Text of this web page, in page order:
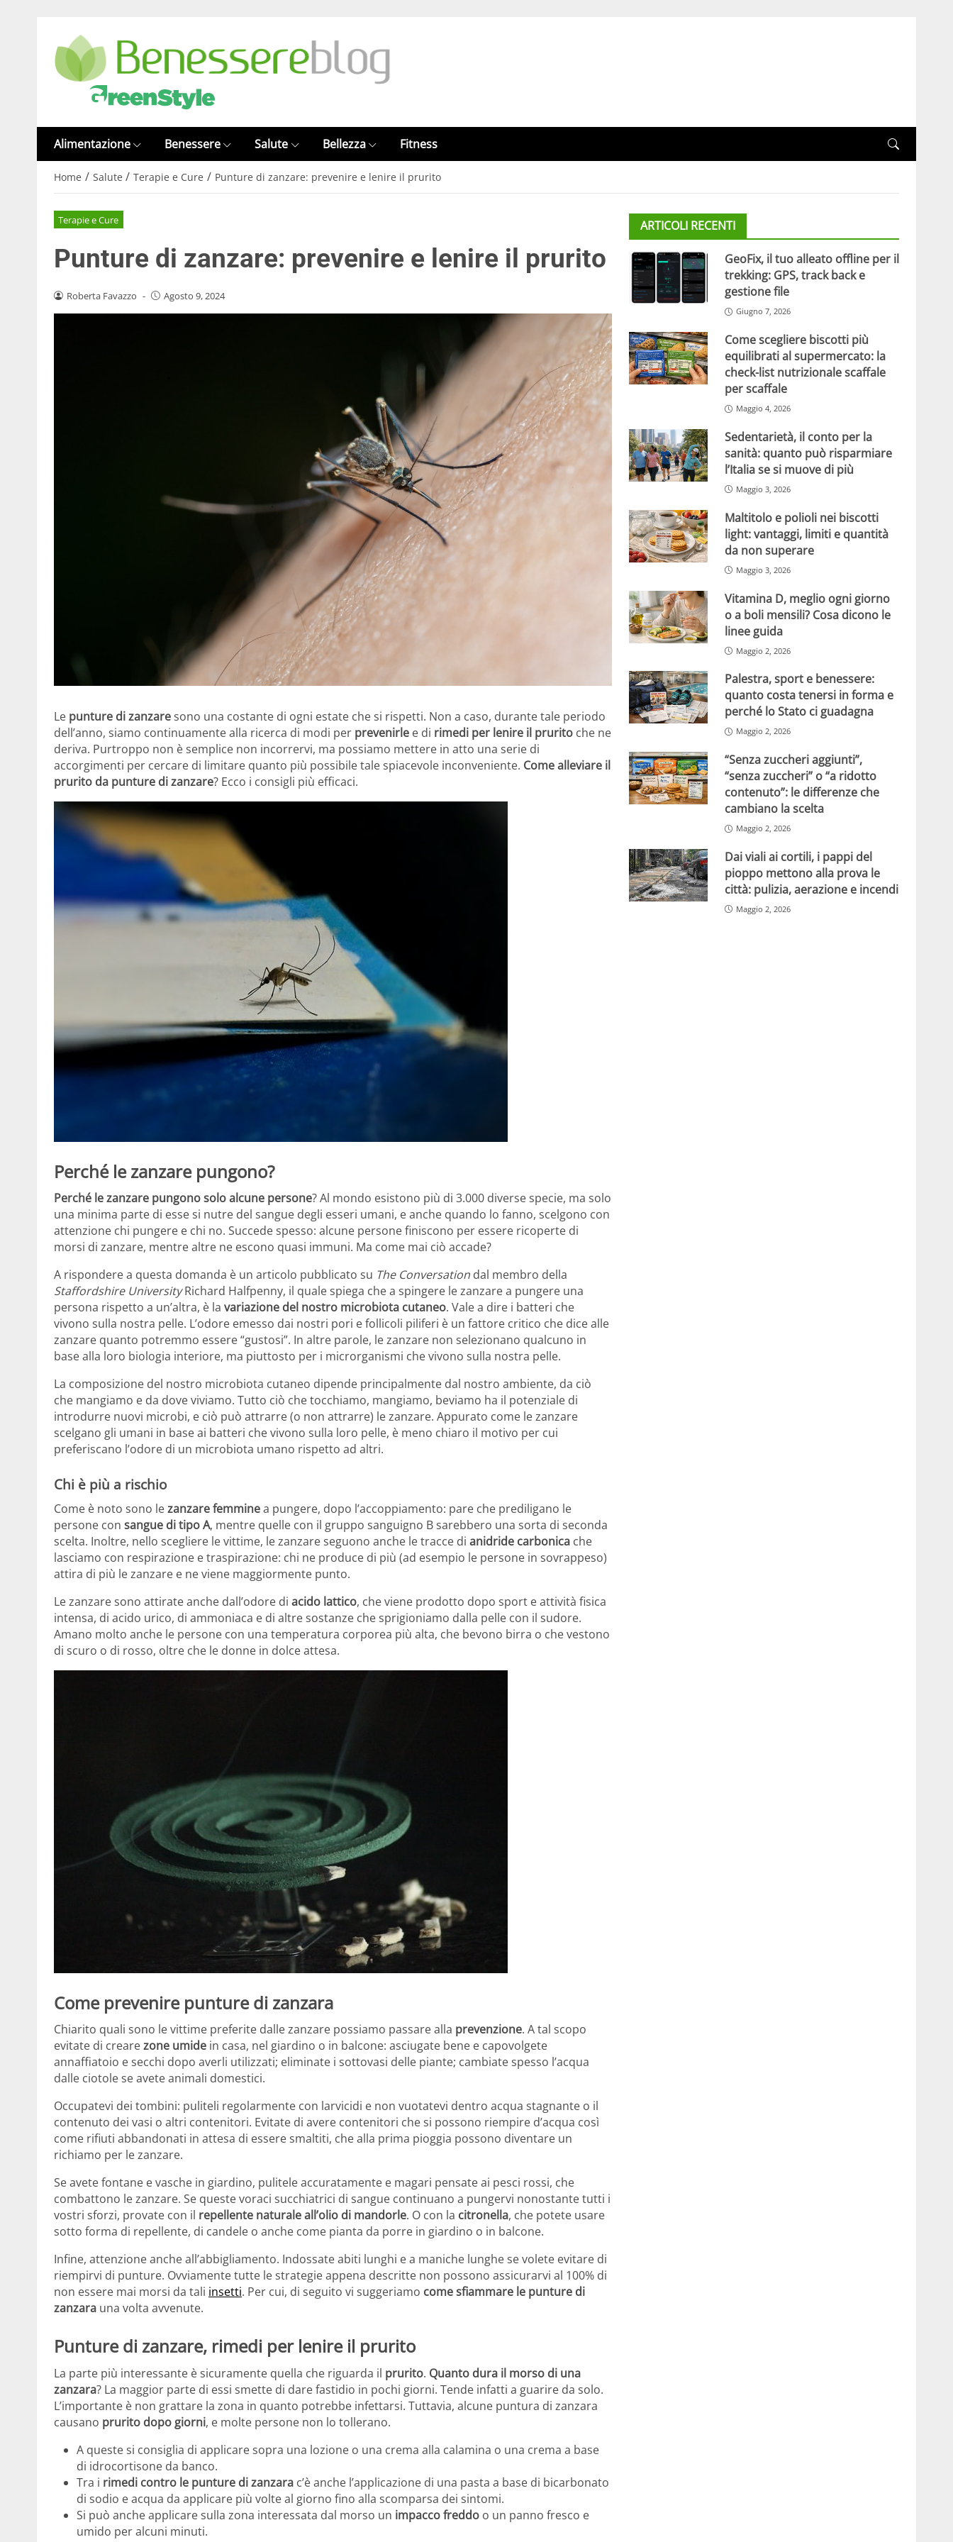
Alimentazione Benessere Salute Bellezza Fitness
Home / Salute / Terapie e Cure / Punture di zanzare: prevenire e lenire il prurito
Terapie e Cure
Punture di zanzare: prevenire e lenire il prurito
Roberta Favazzo - Agosto 9, 2024
Le punture di zanzaresono una costante di ogni estate che si rispetti. Non a caso, durante tale periodo
dell’anno, siamo continuamente alla ricerca di modi per prevenirle e di rimedi per lenire il prurito che ne
deriva. Purtroppo non è semplice non incorrervi, ma possiamo mettere in atto una serie di
accorgimenti per cercare di limitare quanto più possibile tale spiacevole inconveniente. Come alleviare il
prurito da punture di zanzare? Ecco i consigli più efficaci.
Perché le zanzare pungono?
Perché le zanzare pungono solo alcune persone? Al mondo esistono più di 3.000 diverse specie, ma solo
una minima parte di esse si nutre del sangue degli esseri umani, e anche quando lo fanno, scelgono con
attenzione chi pungere e chi no. Succede spesso: alcune persone finiscono per essere ricoperte di
morsi di zanzare, mentre altre ne escono quasi immuni. Ma come mai ciò accade?
A rispondere a questa domanda è un articolo pubblicato su The Conversation dal membro della
Staffordshire UniversityRichard Halfpenny, il quale spiega che a spingere le zanzare a pungere una
persona rispetto a un’altra, è la variazione del nostro microbiota cutaneo. Vale a dire i batteri che
vivono sulla nostra pelle. L’odore emesso dai nostri pori e follicoli piliferi è un fattore critico che dice alle
zanzare quanto potremmo essere “gustosi”. In altre parole, le zanzare non selezionano qualcuno in
base alla loro biologia interiore, ma piuttosto per i microrganismi che vivono sulla nostra pelle.
La composizione del nostro microbiota cutaneo dipende principalmente dal nostro ambiente, da ciò
che mangiamo e da dove viviamo. Tutto ciò che tocchiamo, mangiamo, beviamo ha il potenziale di
introdurre nuovi microbi, e ciò può attrarre (o non attrarre) le zanzare. Appurato come le zanzare
scelgano gli umani in base ai batteri che vivono sulla loro pelle, è meno chiaro il motivo per cui
preferiscano l’odore di un microbiota umano rispetto ad altri.
Chi è più a rischio
Come è noto sono lezanzare femminea pungere, dopo l’accoppiamento: pare che prediligano le
persone con sangue di tipo A, mentre quelle con il gruppo sanguigno B sarebbero una sorta di seconda
scelta. Inoltre, nello scegliere le vittime, le zanzare seguono anche le tracce di anidride carbonica che
lasciamo con respirazione e traspirazione: chi ne produce di più (ad esempio le persone in sovrappeso)
attira di più le zanzare e ne viene maggiormente punto.
Le zanzare sono attirate anche dall’odore di acido lattico, che viene prodotto dopo sport e attività fisica
intensa, di acido urico, di ammoniaca e di altre sostanze che sprigioniamo dalla pelle con il sudore.
Amano molto anche le persone con una temperatura corporea più alta, che bevono birra o che vestono
di scuro o di rosso, oltre che le donne in dolce attesa.
Come prevenire punture di zanzara
Chiarito quali sono le vittime preferite dalle zanzare possiamo passare alla prevenzione. A tal scopo
evitate di crearezone umide in casa, nel giardino o in balcone: asciugate bene e capovolgete
annaffiatoio e secchi dopo averli utilizzati; eliminate i sottovasi delle piante; cambiate spesso l’acqua
dalle ciotole se avete animali domestici.
Occupatevi dei tombini: puliteli regolarmente con larvicidi e non vuotatevi dentro acqua stagnante o il
contenuto dei vasi o altri contenitori. Evitate di avere contenitori che si possono riempire d’acqua così
come rifiuti abbandonati in attesa di essere smaltiti, che alla prima pioggia possono diventare un
richiamo per le zanzare.
Se avete fontane e vasche in giardino, pulitele accuratamente e magari pensate ai pesci rossi, che
combattono le zanzare. Se queste voraci succhiatrici di sangue continuano a pungervi nonostante tutti i
vostri sforzi, provate con il repellente naturale all’olio di mandorle. O con la citronella, che potete usare
sotto forma di repellente, di candele o anche come pianta da porre in giardino o in balcone.
Infine, attenzione anche all’abbigliamento. Indossate abiti lunghi e a maniche lunghe se volete evitare di
riempirvi di punture. Ovviamente tutte le strategie appena descritte non possono assicurarvi al 100% di
non essere mai morsi da tali insetti. Per cui, di seguito vi suggeriamo come sfiammare le punture di
zanzara una volta avvenute.
Punture di zanzare, rimedi per lenire il prurito
La parte più interessante è sicuramente quella che riguarda il prurito. Quanto dura il morso di una
zanzara? La maggior parte di essi smette di dare fastidio in pochi giorni. Tende infatti a guarire da solo.
L’importante è non grattare la zona in quanto potrebbe infettarsi. Tuttavia, alcune puntura di zanzara
causano prurito dopo giorni, e molte persone non lo tollerano.
A queste si consiglia di applicare sopra una lozione o una crema alla calamina o una crema a base
di idrocortisone da banco.
Tra i rimedi contro le punture di zanzara c’è anche l’applicazione di una pasta a base di bicarbonato
di sodio e acqua da applicare più volte al giorno fino alla scomparsa dei sintomi.
Si può anche applicare sulla zona interessata dal morso un impacco freddo o un panno fresco e
umido per alcuni minuti.
ARTICOLI RECENTI
GeoFix, il tuo alleato offline per il
trekking: GPS, track back e
gestione file
Giugno 7, 2026
Come scegliere biscotti più
equilibrati al supermercato: la
check-list nutrizionale scaffale
per scaffale
Maggio 4, 2026
Sedentarietà, il conto per la
sanità: quanto può risparmiare
l’Italia se si muove di più
Maggio 3, 2026
Maltitolo e polioli nei biscotti
light: vantaggi, limiti e quantità
da non superare
Maggio 3, 2026
Vitamina D, meglio ogni giorno
o a boli mensili? Cosa dicono le
linee guida
Maggio 2, 2026
Palestra, sport e benessere:
quanto costa tenersi in forma e
perché lo Stato ci guadagna
Maggio 2, 2026
“Senza zuccheri aggiunti”,
“senza zuccheri” o “a ridotto
contenuto”: le differenze che
cambiano la scelta
Maggio 2, 2026
Dai viali ai cortili, i pappi del
pioppo mettono alla prova le
città: pulizia, aerazione e incendi
Maggio 2, 2026